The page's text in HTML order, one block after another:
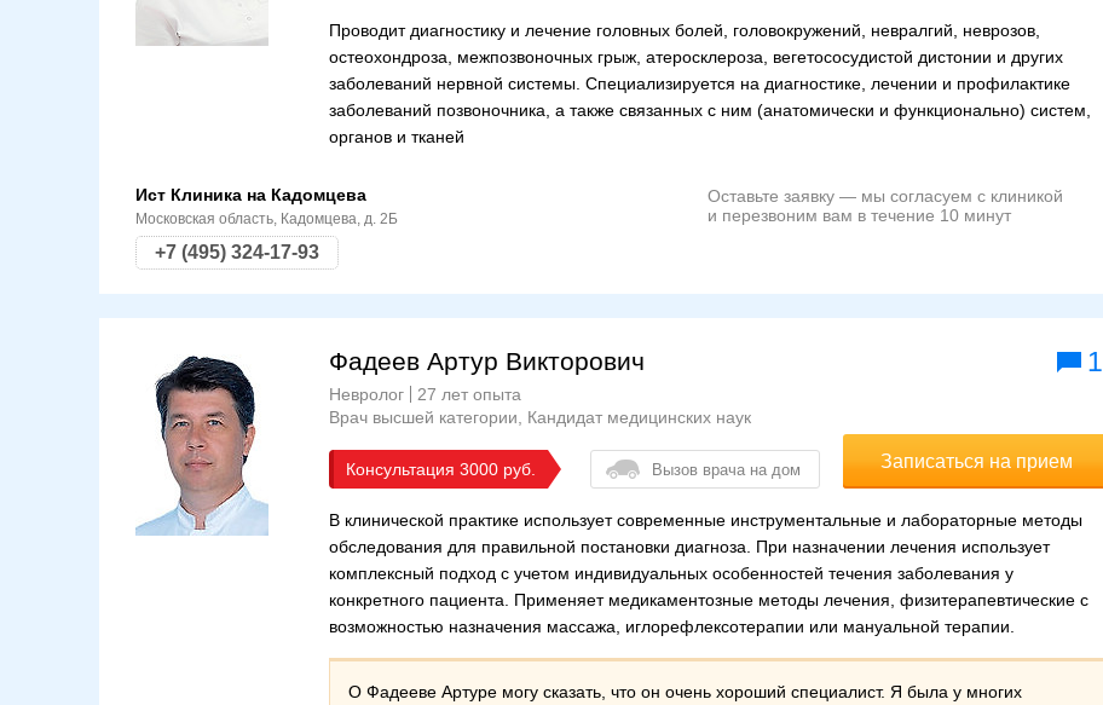
Проводит диагностику и лечение головных болей, головокружений, невралгий, неврозов,
остеохондроза, межпозвоночных грыж, атеросклероза, вегетососудистой дистонии и других
заболеваний нервной системы. Специализируется на диагностике, лечении и профилактике
заболеваний позвоночника, а также связанных с ним (анатомически и функционально) систем,
органов и тканей
Ист Клиника на Кадомцева
Московская область, Кадомцева, д. 2Б
+7 (495) 324-17-93
Оставьте заявку — мы согласуем с клиникой
и перезвоним вам в течение 10 минут
Фадеев Артур Викторович 1
Невролог
27 лет опыта
Врач высшей категории
Кандидат медицинских наук
Консультация 3000 Вызов врача на дом Записаться на прием
В клинической практике использует современные инструментальные и лабораторные методы
обследования для правильной постановки диагноза. При назначении лечения использует
комплексный подход с учетом индивидуальных особенностей течения заболевания у
конкретного пациента. Применяет медикаментозные методы лечения, физитерапевтические с
возможностью назначения массажа, иглорефлексотерапии или мануальной терапии.
О Фадееве Артуре могу сказать, что он очень хороший специалист. Я была у многих